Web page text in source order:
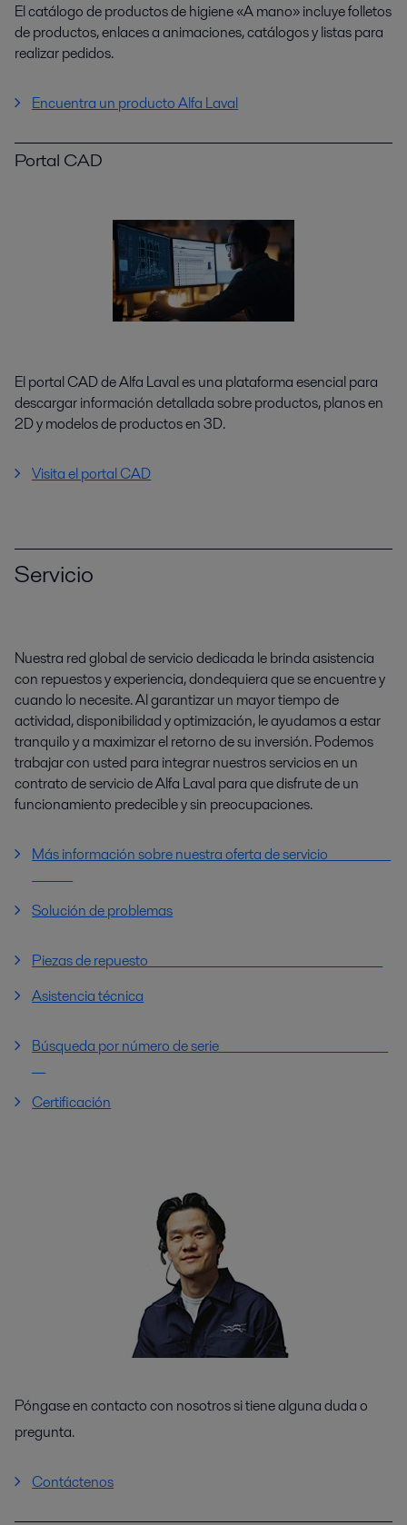
El catálogo de productos de higiene «A mano» incluye folletos
de productos, enlaces a animaciones, catálogos y listas para
realizar pedidos.
Encuentra un producto Alfa Laval
Portal CAD
El portal CAD de Alfa Laval es una plataforma esencial para
descargar información detallada sobre productos, planos en
2D y modelos de productos en 3D.
Visita el portal CAD
Servicio
Nuestra red global de servicio dedicada le brinda asistencia
con repuestos y experiencia, dondequiera que se encuentre y
cuando lo necesite. Al garantizar un mayor tiempo de
actividad, disponibilidad y optimización, le ayudamos a estar
tranquilo y a maximizar el retorno de su inversión. Podemos
trabajar con usted para integrar nuestros servicios en un
contrato de servicio de Alfa Laval para que disfrute de un
funcionamiento predecible y sin preocupaciones.
Más información sobre nuestra oferta de servicio
Solución de problemas
Piezas de repuesto
Asistencia técnica
Búsqueda por número de serie
Certificación
Póngase en contacto con nosotros si tiene alguna duda o
pregunta.
Contáctenos